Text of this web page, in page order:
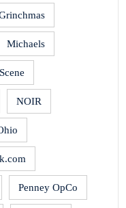
Michaels
NOIR
Penney OpCo